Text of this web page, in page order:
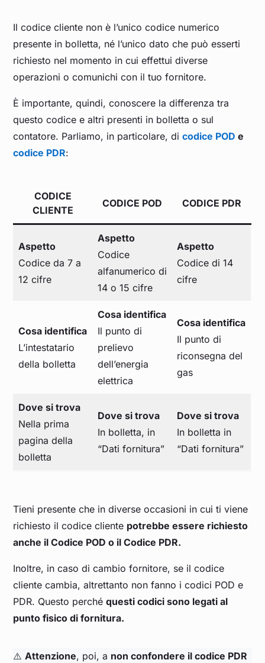
Il codice cliente non è l’unico codice numerico
presente in bolletta, né l’unico dato che può esserti
richiesto nel momento in cui effettui diverse
operazioni o comunichi con il tuo fornitore.
È importante, quindi, conoscere la differenza tra
questo codice e altri presenti in bolletta o sul
contatore. Parliamo, in particolare, dicodice POD e
codice PDR:
CODICE
CLIENTE
CODICE POD CODICE PDR
Aspetto
Codice da 7 a
12 cifre
Aspetto
Codice
alfanumerico di
14 o 15 cifre
Aspetto
Codice di 14
cifre
Cosa identifica
L’intestatario
della bolletta
Cosa identifica
Il punto di
prelievo
dell’energia
elettrica
Cosa identifica
Il punto di
riconsegna del
gas
Dove si trova
Nella prima
pagina della
bolletta
Dove si trova
In bolletta, in
“Dati fornitura”
Dove si trova
In bolletta in
“Dati fornitura”
Tieni presente che in diverse occasioni in cui ti viene
richiesto il codice cliente potrebbe essere richiesto
anche il Codice POD o il Codice PDR.
Inoltre, in caso di cambio fornitore, se il codice
cliente cambia, altrettanto non fanno i codici POD e
PDR. Questo perchéquesti codici sono legati al
punto fisico di fornitura.
⚠️Attenzione, poi, a non confondere il codice PDR